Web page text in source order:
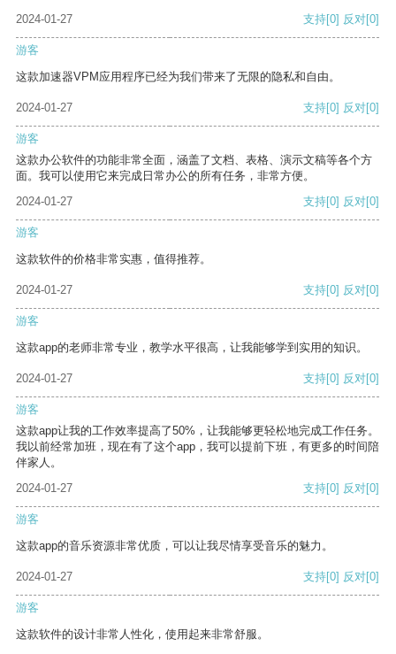
2024-01-27 支持[0] 反对[0]
游客
这款加速器VPM应用程序已经为我们带来了无限的隐私和自由。
2024-01-27 支持[0] 反对[0]
游客
这款办公软件的功能非常全面，涵盖了文档、表格、演示文稿等各个方
面。我可以使用它来完成日常办公的所有任务，非常方便。
2024-01-27
支持[0] 反对[0]
游客
这款软件的价格非常实惠，值得推荐。
2024-01-27 支持[0] 反对[0]
游客
这款app的老师非常专业，教学水平很高，让我能够学到实用的知识。
2024-01-27 支持[0] 反对[0]
游客
这款app让我的工作效率提高了50%，让我能够更轻松地完成工作任务。
我以前经常加班，现在有了这个app，我可以提前下班，有更多的时间陪
伴家人。
2024-01-27
支持[0] 反对[0]
游客
这款app的音乐资源非常优质，可以让我尽情享受音乐的魅力。
2024-01-27 支持[0] 反对[0]
游客
这款软件的设计非常人性化，使用起来非常舒服。